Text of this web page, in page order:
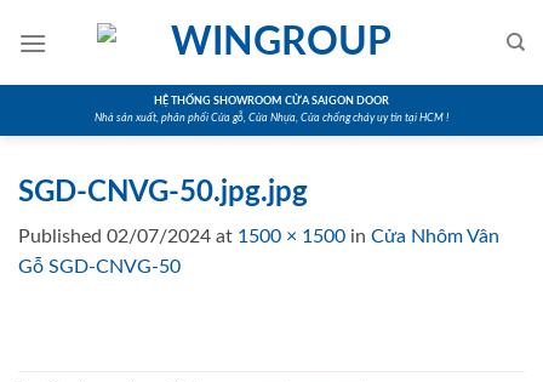
HỆ THỐNG SHOWROOM CỬA SAIGON DOOR
Nhà sản xuất, phân phối Cửa gỗ, Cửa Nhựa, Cửa chống cháy uy tín tại HCM !
SGD-CNVG-50.jpg.jpg
Published 02/07/2024 at 1500 × 1500 in Cửa Nhôm Vân
Gỗ SGD-CNVG-50